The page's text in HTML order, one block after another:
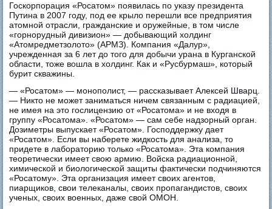
Госкорпорация «Росатом» появилась по указу президента
Путина в 2007 году, под ее крыло перешли все предприятия
атомной отрасли, гражданские и оружейные, в том числе
«горнорудный дивизион» — добывающий холдинг
«Атомредметзолото» (АРМЗ). Компания «Далур»,
учрежденная за 6 лет до того для добычи урана в Курганской
области, тоже вошла в холдинг. Как и «Русбурмаш», который
бурит скважины.
— «Росатом» — монополист, — рассказывает Алексей Шварц.
— Никто не может заниматься ничем связанным с радиацией,
не имея на это гослицензию от «Росатома» и не входя в
группу «Росатома». «Росатом» — сам себе надзорный орган.
Дозиметры выпускает «Росатом». Господдержку дает
«Росатом». Если вы наберете жидкость для анализа, то
придете в лабораторию только «Росатома». Эта компания
теоретически имеет свою армию. Войска радиационной,
химической и биологической защиты фактически подчиняются
«Росатому». Эта организация имеет своих агентов,
пиарщиков, свои телеканалы, своих пропагандистов, своих
ученых, своих военных, даже свой ОМОН.